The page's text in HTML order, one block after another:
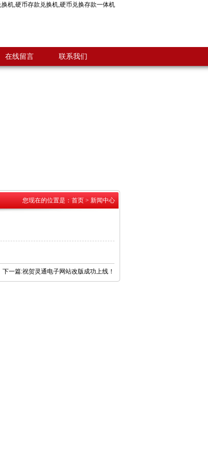
换机,硬币存款兑换机,硬币兑换存款一体机
在线留言 联系我们
您现在的位置是： 首页 > 新闻中心
下一篇:祝贺灵通电子网站改版成功上线！